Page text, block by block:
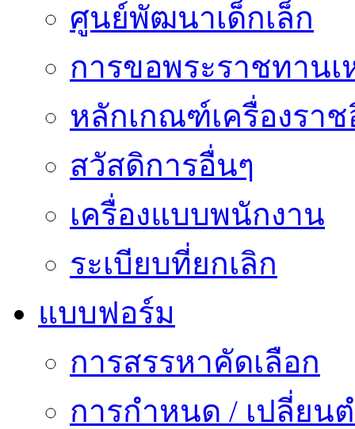
ศูนย์พัฒนาเด็กเล็ก
การขอพระราชทาน
หลักเกณฑ์เครื่องรา
สวัสดิการอื่นๆ
เครื่องแบบพนักงาน
ระเบียบที่ยกเลิก
แบบฟอร์ม
การสรรหาคัดเลือก
การกำหนด / เปลี่ยน